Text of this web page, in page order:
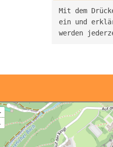
Mit dem
ein und
werden